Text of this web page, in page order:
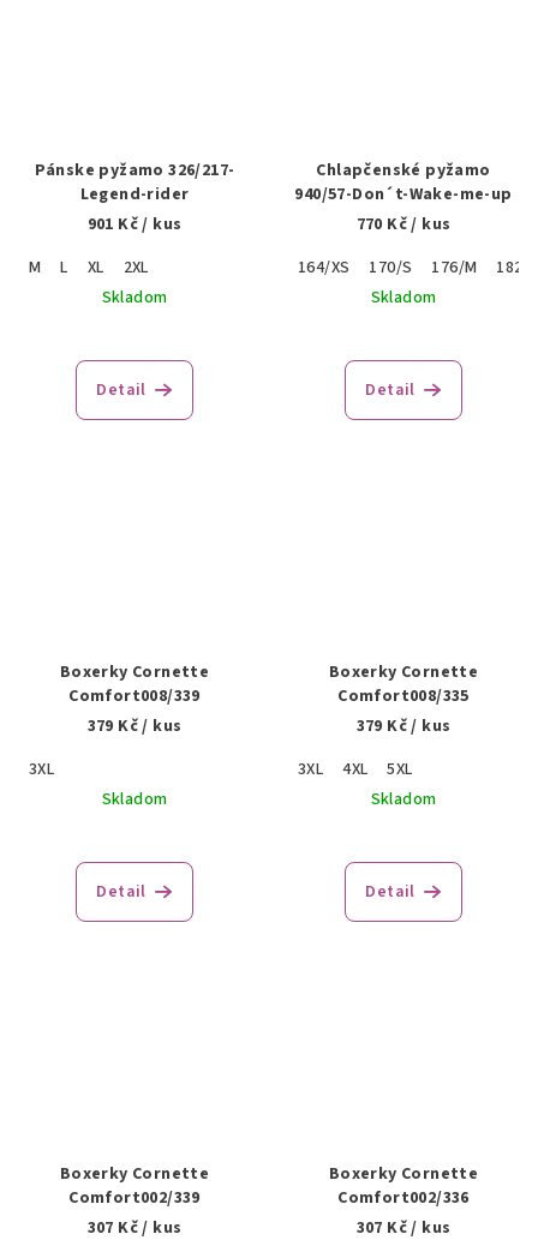
Pánske pyžamo 326/217-
Legend-rider
901 Kč/ kus
M
L XL
2XL
Skladom
Detail
Chlapčenské pyžamo
940/57-Don´t-Wake-me-up
770 Kč/ kus
164/XS
170/S 176/M
182/L
Skladom
Detail
Boxerky Cornette
Comfort008/339
379 Kč/ kus
3XL
Skladom
Detail
Boxerky Cornette
Comfort008/335
379 Kč/ kus
3XL
4XL
5XL
Skladom
Detail
Boxerky Cornette
Comfort002/339
307 Kč/ kus
Boxerky Cornette
Comfort002/336
307 Kč/ kus